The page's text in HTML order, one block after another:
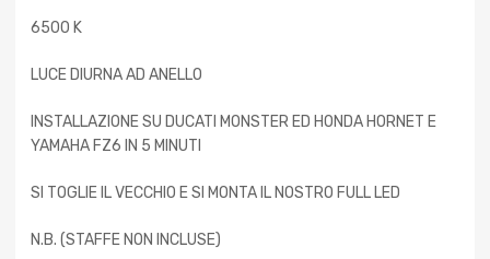
6500 K
LUCE DIURNA AD ANELLO
INSTALLAZIONE SU DUCATI MONSTER ED HONDA HORNET E
YAMAHA FZ6 IN 5 MINUTI
SI TOGLIE IL VECCHIO E SI MONTA IL NOSTRO FULL LED
N.B. (STAFFE NON INCLUSE)